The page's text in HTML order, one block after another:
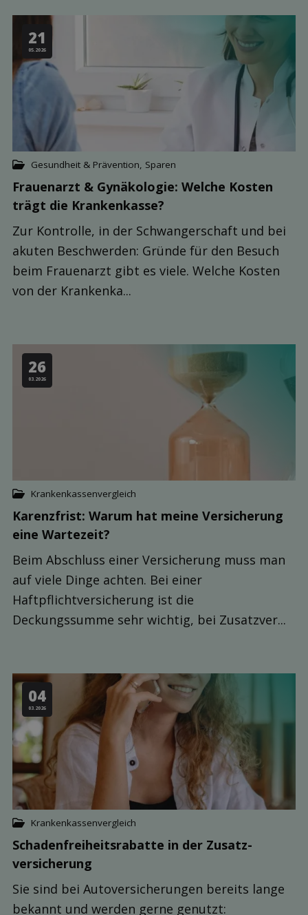
21
05.2026
Gesundheit & Prävention Sparen
Frauenarzt & Gynäkologie: Welche Kosten
trägt die Kranken­kasse?
Zur Kontrolle, in der Schwangerschaft und bei
akuten Beschwerden: Gründe für den Besuch
beim Frauenarzt gibt es viele. Welche Kosten
von der Krankenka...
26
03.2026
Krankenkassenvergleich
Karenzfrist: Warum hat meine Ver­sicherung
eine Warte­zeit?
Beim Abschluss einer Versicherung muss man
auf viele Dinge achten. Bei einer
Haftpflichtversicherung ist die
Deckungssumme sehr wichtig, bei Zusatzver...
04
03.2026
Krankenkassenvergleich
Schaden­freiheits­rabatte in der Zusatz­
versicherung
Sie sind bei Autoversicherungen bereits lange
bekannt und werden gerne genutzt: